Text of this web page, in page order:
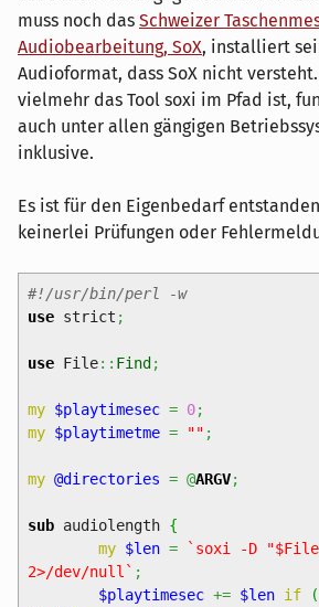
muss noch das Schweizer
Audiobearbeitung, SoX, installiert
Audioformat, dass SoX nicht
vielmehr das Tool soxi im Pfad ist,
auch unter allen gängigen
inklusive.
Es ist für den Eigenbedarf
keinerlei Prüfungen oder
#!/usr/bin/perl -w
usestrict ;
useFile:: Find;
my $playtimesec = 0;
my $playtimetme = "" ;
my @directories = @ARGV;
subaudiolength {
my $len =
`soxi -D
2>/dev/null` ;
$playtimesec += $len if (